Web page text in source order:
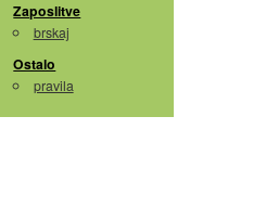
Zaposlitve
brskaj
Ostalo
pravila